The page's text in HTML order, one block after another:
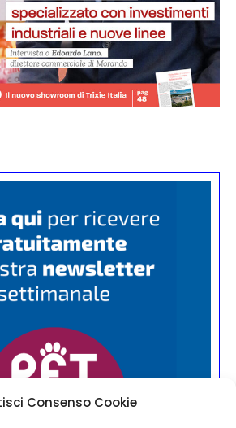
Consenso Cookie